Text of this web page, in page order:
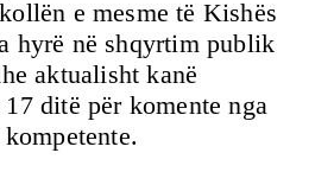
e mesme të Kishës
hyrë në shqyrtim publik
aktualisht kanë
ditë për komente nga